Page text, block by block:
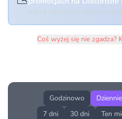
Coś wyżej się nie zgadza?
Godzinowo Dziennie
7 dni
30 dni Ten